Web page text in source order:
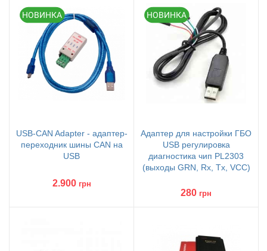
USB-CAN Adapter - адаптер-
переходник шины CAN на
USB
2.900 грн
Адаптер для настройки ГБО
USB регулировка
диагностика чип PL2303
(выходы GRN, Rx, Tx, VCC)
280 грн